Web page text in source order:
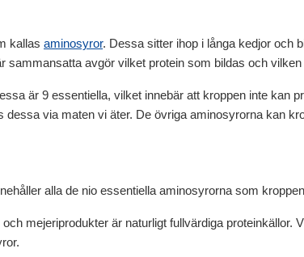
kallas aminosyror. Dessa sitter ihop i långa kedjor och
sammansatta avgör vilket protein som bildas och vilken
är 9 essentiella, vilket innebär att kroppen inte kan
dessa via maten vi äter. De övriga aminosyrorna kan
alla de nio essentiella aminosyrorna som
mejeriprodukter är naturligt fullvärdiga proteinkällor.